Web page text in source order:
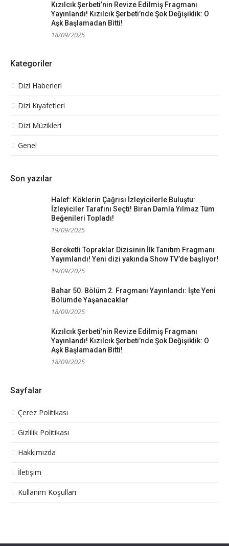
Kızılcık Şerbeti’nin Revize Edilmiş Fragmanı
Yayınlandı! Kızılcık Şerbeti’nde Şok Değişiklik: O
Aşk Başlamadan Bitti!
18/09/2025
Kategoriler
Dizi Haberleri
Dizi Kıyafetleri
Dizi Müzikleri
Genel
Son yazılar
Halef: Köklerin Çağrısı İzleyicilerle Buluştu:
İzleyiciler Tarafını Seçti! Biran Damla Yılmaz Tüm
Beğenileri Topladı!
19/09/2025
Bereketli Topraklar Dizisinin İlk Tanıtım Fragmanı
Yayımlandı! Yeni dizi yakında Show TV’de başlıyor!
19/09/2025
Bahar 50. Bölüm 2. Fragmanı Yayınlandı: İşte Yeni
Bölümde Yaşanacaklar
18/09/2025
Kızılcık Şerbeti’nin Revize Edilmiş Fragmanı
Yayınlandı! Kızılcık Şerbeti’nde Şok Değişiklik: O
Aşk Başlamadan Bitti!
18/09/2025
Sayfalar
Çerez Politikası
Gizlilik Politikası
Hakkımızda
İletişim
Kullanım Koşulları